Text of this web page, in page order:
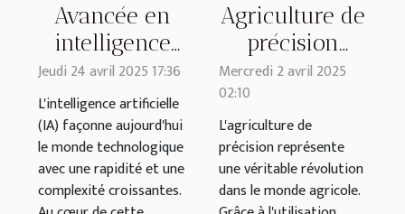
Avancée en
intelligence
artificielle
comprendre
l'éthique
derrière les
algorithmes
Jeudi 24 avril 2025 17:36
L'intelligence artificielle
(IA) façonne aujourd'hui
le monde technologique
avec une rapidité et une
complexité croissantes.
Agriculture de
précision
comment la
technologie
optimise
rendement et
durabilité
Mercredi 2 avril 2025
02:10
L'agriculture de
précision représente
une véritable révolution
dans le monde agricole.